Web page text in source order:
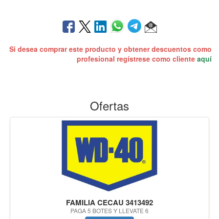
Si desea comprar este producto y obtener descuentos como
profesional regístrese como cliente aquí
Ofertas
FAMILIA CECAU 3413492
PAGA 5 BOTES Y LLEVATE 6